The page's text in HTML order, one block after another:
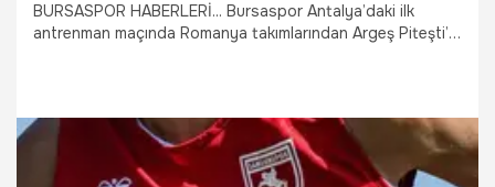
BURSASPOR HABERLERİ... Bursaspor Antalya’daki ilk
antrenman maçında Romanya takımlarından Argeş Piteşti’yi